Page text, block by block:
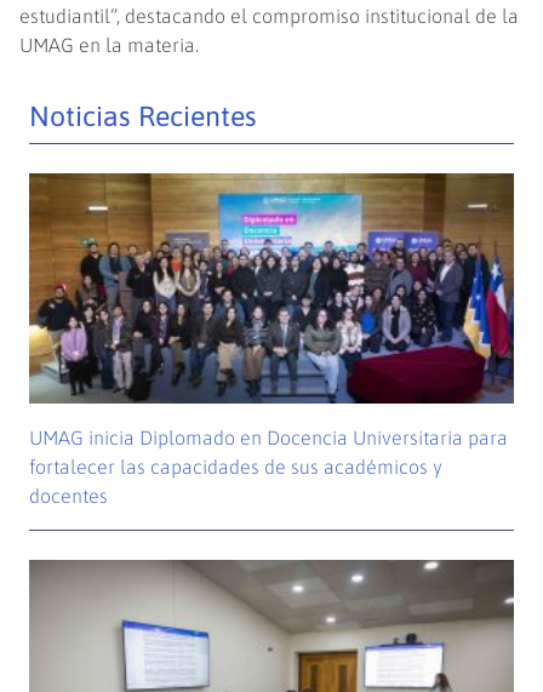
estudiantil”, destacando el compromiso institucional de la
UMAG en la materia.
Noticias Recientes
UMAG inicia Diplomado en Docencia Universitaria para
fortalecer las capacidades de sus académicos y
docentes